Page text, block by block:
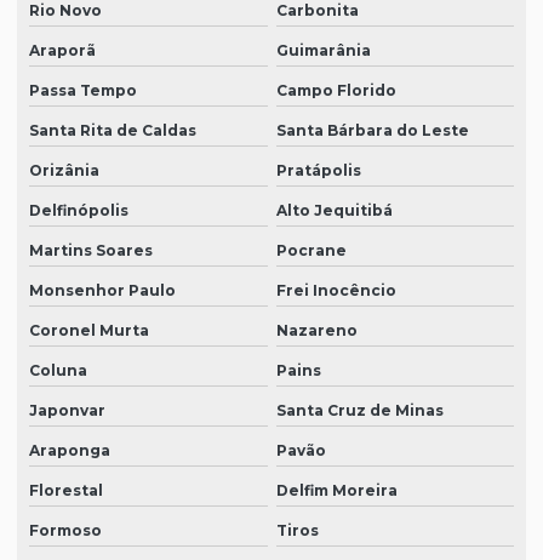
Rio Novo Carbonita
Araporã Guimarânia
Passa Tempo Campo Florido
Santa Rita de Caldas Santa Bárbara do Leste
Orizânia Pratápolis
Delfinópolis Alto Jequitibá
Martins Soares Pocrane
Monsenhor Paulo Frei Inocêncio
Coronel Murta Nazareno
Coluna Pains
Japonvar Santa Cruz de Minas
Araponga Pavão
Florestal Delfim Moreira
Formoso Tiros